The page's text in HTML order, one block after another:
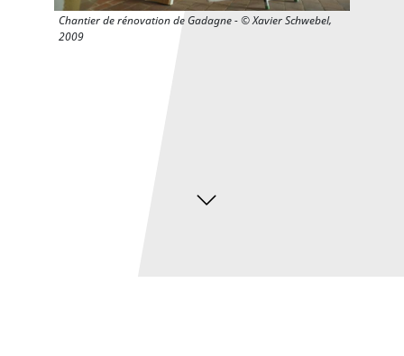
Chantier de rénovation de Gadagne - © Xavier Schwebel,
2009